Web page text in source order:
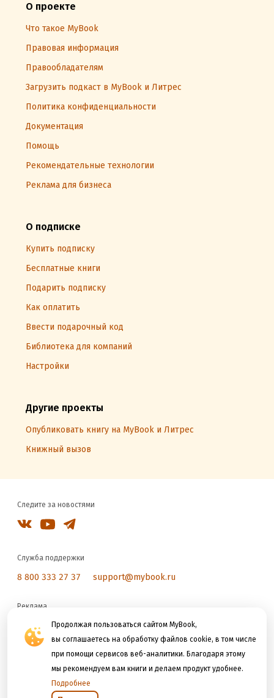
Продолжая пользоваться сайтом MyBook,
вы соглашаетесь на обработку файлов cookie, в том числе
при помощи сервисов веб-аналитики. Благодаря этому
мы рекомендуем вам книги и делаем продукт удобнее.
Подробнее
О проекте
Что такое MyBook
Правовая информация
Правообладателям
Загрузить подкаст в MyBook и Литрес
Политика конфиденциальности
Документация
Помощь
Рекомендательные технологии
Реклама для бизнеса
О подписке
Купить подписку
Бесплатные книги
Подарить подписку
Как оплатить
Ввести подарочный код
Библиотека для компаний
Настройки
Другие проекты
Опубликовать книгу на MyBook и Литрес
Книжный вызов
Следите за новостями
Служба поддержки
8 800 333 27 37 support@mybook.ru
Реклама
reklama@litres.ru
Мы принимаем к оплате